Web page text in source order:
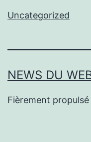
Uncategorized
NEWS DU
Fièrement